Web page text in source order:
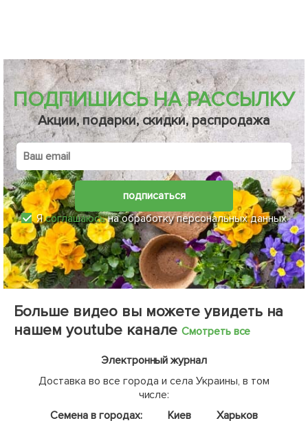
ПОДПИШИСЬ НА РАССЫЛКУ
Акции, подарки, скидки, распродажа
подписаться
Ясоглашаюсьна обработку персональных данных
Больше видео вы можете увидеть на
нашем youtube канале Смотреть все
Электронный журнал
Доставка во все города и села Украины, в том
числе:
Семена в городах:
Киев
Харьков